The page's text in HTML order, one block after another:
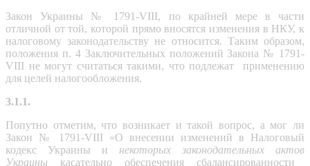
Закон Украины № 1791-VIII, по крайней мере в части
отличной от той, которой прямо вносятся изменения в НКУ, к
налоговому законодательству не относится. Таким образом,
положения п. 4 Заключительных положений Закона № 1791-
VIII не могут считаться такими, что подлежат применению
для целей налогообложения.
3.1.1.
Попутно отметим, что возникает и такой вопрос, а мог ли
Закон № 1791-VIII «О внесении изменений в Налоговый
кодекс Украины и некоторых законодательных актов
Украины касательно обеспечения сбалансированности